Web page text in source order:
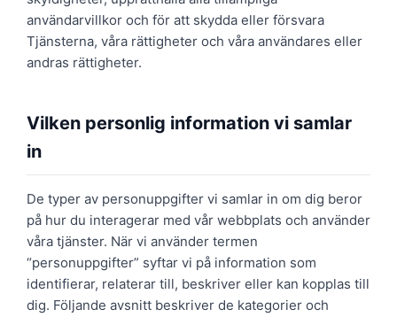
användarvillkor och för att skydda eller försvara
Tjänsterna, våra rättigheter och våra användares eller
andras rättigheter.
Vilken personlig information vi samlar
in
De typer av personuppgifter vi samlar in om dig beror
på hur du interagerar med vår webbplats och använder
våra tjänster. När vi använder termen
“personuppgifter” syftar vi på information som
identifierar, relaterar till, beskriver eller kan kopplas till
dig. Följande avsnitt beskriver de kategorier och